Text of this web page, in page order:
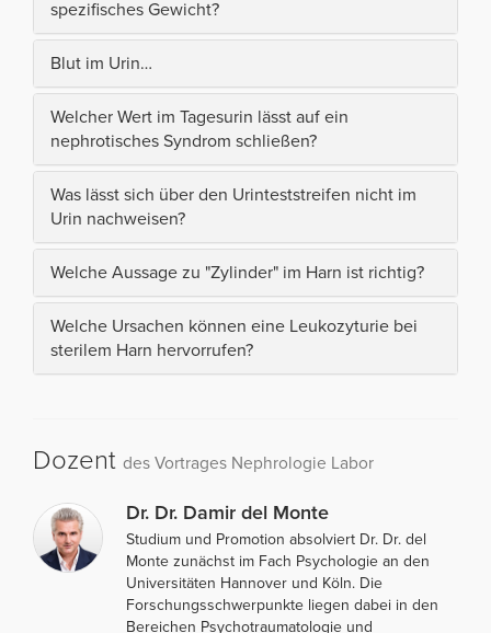
spezifisches Gewicht?
Blut im Urin…
Welcher Wert im Tagesurin lässt auf ein
nephrotisches Syndrom schließen?
Was lässt sich über den Urinteststreifen nicht im
Urin nachweisen?
Welche Aussage zu "Zylinder" im Harn ist richtig?
Welche Ursachen können eine Leukozyturie bei
sterilem Harn hervorrufen?
Dozent des Vortrages Nephrologie Labor
Dr. Dr. Damir del Monte
Studium und Promotion absolviert Dr. Dr. del
Monte zunächst im Fach Psychologie an den
Universitäten Hannover und Köln. Die
Forschungsschwerpunkte liegen dabei in den
Bereichen Psychotraumatologie und